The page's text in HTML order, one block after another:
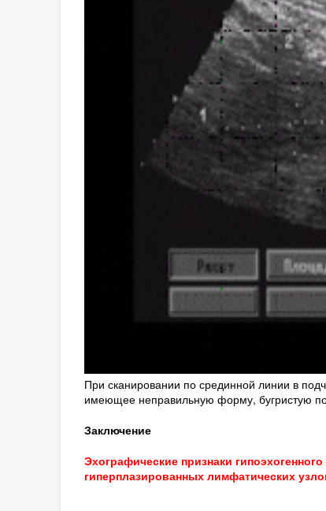
При сканировании по срединной линии в
имеющее неправильную форму, бугристую
Заключение
Эхографические признаки
гиперплазированных лимфатических